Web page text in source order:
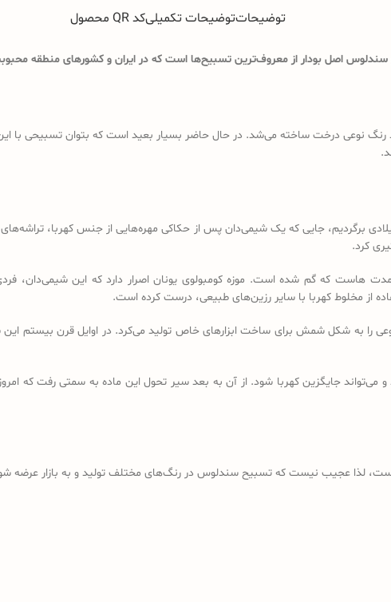
توضیحاتتوضیحات تکمیلیکد QR محصول
اصل بودار از معروف‌ترین تسبیح‌ها است که در ایران و کشورهای منطقه
نوعی درخت ساخته می‌شد. در حال حاضر بسیار بعید است که بتوان تسبیحی با این
شاید باید به قرن 18 و 19 میلادی برگردیم، جایی که یک شیمی‌دان پس از حکاکی مهره‌هایی از جنس
کرد.
مدت هاست که گم شده است. موزه کومبولوی یونان اصرار دارد که این شیمی‌دان،
از مخلوط کهربا با سایر رزین‌های طبیعی، درست کرده است.
را به شکل شمش برای ساخت ابزارهای خاص تولید می‌کرد. در اوایل قرن بیستم
می‌تواند جایگزین کهربا شود. از آن به بعد سیر تحول این ماده به سمتی رفت که
لذا عجیب نیست که تسبیح سندلوس در رنگ‌های مختلف تولید و به بازار عرضه